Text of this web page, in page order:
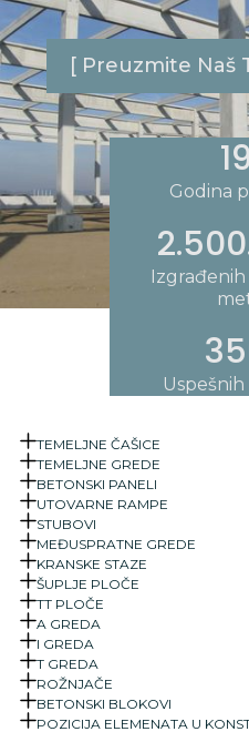
[ Preuzmite Naš
Godina
TEMELJNE ČAŠICE
TEMELJNE GREDE
BETONSKI PANELI
UTOVARNE RAMPE
STUBOVI
MEĐUSPRATNE GREDE
KRANSKE STAZE
ŠUPLJE PLOČE
TT PLOČE
A GREDA
I GREDA
T GREDA
ROŽNJAČE
BETONSKI BLOKOVI
POZICIJA ELEMENATA U